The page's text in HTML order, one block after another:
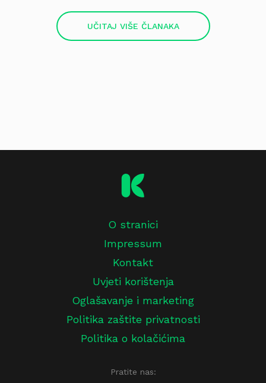
UČITAJ VIŠE ČLANAKA
O stranici
Impressum
Kontakt
Uvjeti korištenja
Oglašavanje i marketing
Politika zaštite privatnosti
Politika o kolačićima
Pratite nas: